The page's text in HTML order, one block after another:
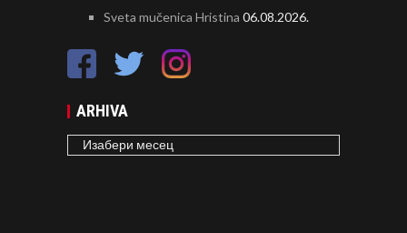
Sveta mučenica Hristina 06.08.2026.
ARHIVA
ARHIVA